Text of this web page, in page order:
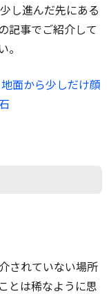
し進んだ先にある
記事でご紹介して
面から少しだけ顔
されていない場所
とは稀なように思